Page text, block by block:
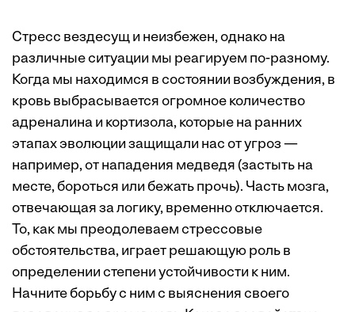
Стресс вездесущ и неизбежен, однако на
различные ситуации мы реагируем по-разному.
Когда мы находимся в состоянии возбуждения, в
кровь выбрасывается огромное количество
адреналина и кортизола, которые на ранних
этапах эволюции защищали нас от угроз —
например, от нападения медведя (застыть на
месте, бороться или бежать прочь). Часть мозга,
отвечающая за логику, временно отключается.
То, как мы преодолеваем стрессовые
обстоятельства, играет решающую роль в
определении степени устойчивости к ним.
Начните борьбу с ним с выяснения своего